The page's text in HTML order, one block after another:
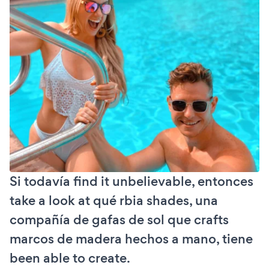
Si todavía find it unbelievable, entonces
take a look at qué rbia shades, una
compañía de gafas de sol que crafts
marcos de madera hechos a mano, tiene
been able to create.